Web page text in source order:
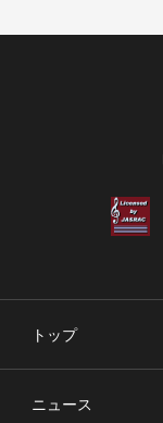
トップ
ニュース